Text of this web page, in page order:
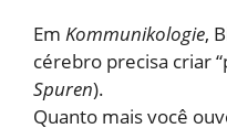
Em Kommunikologie,
cérebro precisa criar
Spuren).
Quanto mais você